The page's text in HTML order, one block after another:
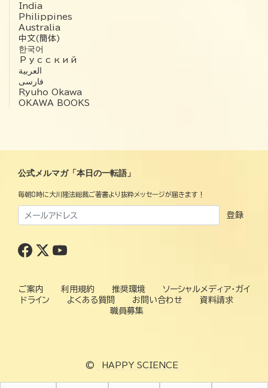
India
Philippines
Australia
中文(簡体)
한국어
Русский
العربية‏
فارسی
Ryuho Okawa
OKAWA BOOKS
公式メルマガ「本日の一転語」
毎朝8時に大川隆法総裁ご著書より抜粋メッセージが届きます！
登録
ご案内 利用規約 推奨環境
ソーシャルメディア・ガイ
ドライン
よくある質問 お問い合わせ
資料請求
職員募集
© HAPPY SCIENCE